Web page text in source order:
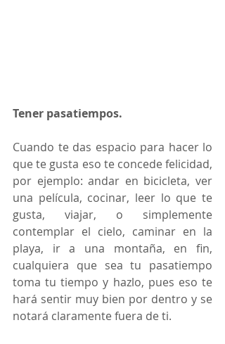
Tener pasatiempos.
Cuando te das espacio para hacer lo
que te gusta eso te concede felicidad,
por ejemplo: andar en bicicleta, ver
una película, cocinar, leer lo que te
gusta, viajar, o simplemente
contemplar el cielo, caminar en la
playa, ir a una montaña, en fin,
cualquiera que sea tu pasatiempo
toma tu tiempo y hazlo, pues eso te
hará sentir muy bien por dentro y se
notará claramente fuera de ti.